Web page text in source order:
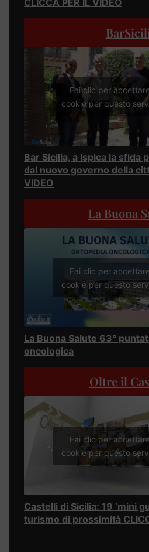
Fai clic per
cookie per questo
Bar Sicilia, a Ispica la sfida
dal nuovo governo della
VIDEO
La Buona
Fai clic per
cookie per questo
La Buona Salute 63°
oncologica
Oltre il
Fai clic per
cookie per questo
Castelli di Sicilia: 19 ‘mini
turismo di prossimità